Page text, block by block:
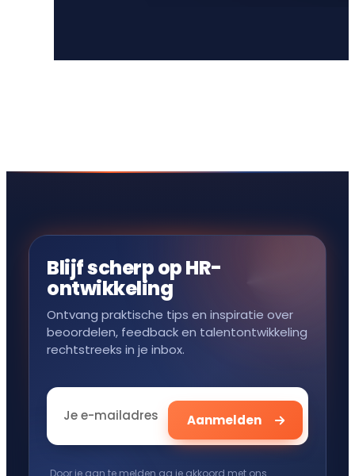
Blijf scherp op HR-
ontwikkeling
Ontvang praktische tips en inspiratie over
beoordelen, feedback en talentontwikkeling
rechtstreeks in je inbox.